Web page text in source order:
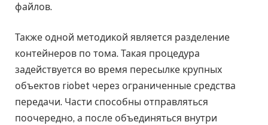
файлов.
Также одной методикой является разделение
контейнеров по тома. Такая процедура
задействуется во время пересылке крупных
объектов riobet через ограниченные средства
передачи. Части способны отправляться
поочередно, а после объединяться внутри